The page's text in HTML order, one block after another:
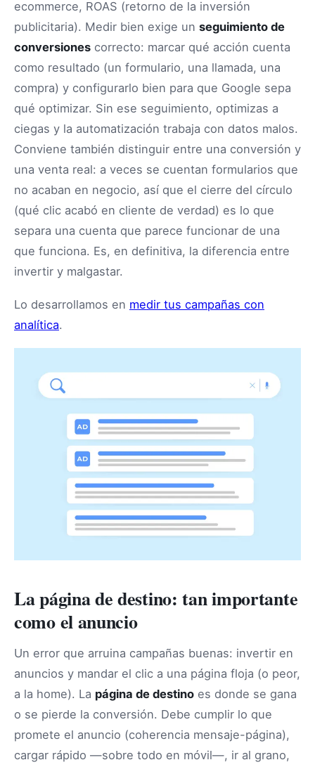
ecommerce, ROAS (retorno de la inversión
publicitaria). Medir bien exige un seguimiento de
conversiones correcto: marcar qué acción cuenta
como resultado (un formulario, una llamada, una
compra) y configurarlo bien para que Google sepa
qué optimizar. Sin ese seguimiento, optimizas a
ciegas y la automatización trabaja con datos malos.
Conviene también distinguir entre una conversión y
una venta real: a veces se cuentan formularios que
no acaban en negocio, así que el cierre del círculo
(qué clic acabó en cliente de verdad) es lo que
separa una cuenta que parece funcionar de una
que funciona. Es, en definitiva, la diferencia entre
invertir y malgastar.
Lo desarrollamos en medir tus campañas con
analítica.
La página de destino: tan importante
como el anuncio
Un error que arruina campañas buenas: invertir en
anuncios y mandar el clic a una página floja (o peor,
a la home). La página de destino es donde se gana
o se pierde la conversión. Debe cumplir lo que
promete el anuncio (coherencia mensaje-página),
cargar rápido —sobre todo en móvil—, ir al grano,